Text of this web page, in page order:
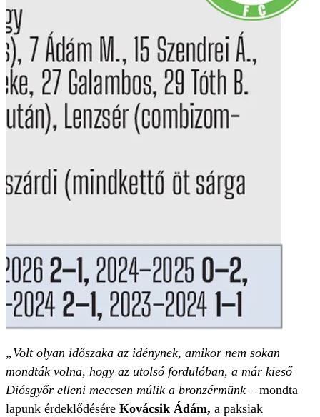
„Volt olyan időszaka az idénynek, amikor nem sokan
mondták volna, hogy az utolsó fordulóban, a már kieső
Diósgyőr elleni meccsen múlik a bronzérmünk– mondta
lapunk érdeklődésére Kovácsik Ádám, a paksiak